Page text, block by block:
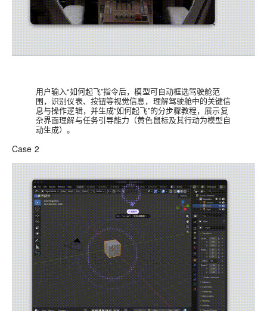
用户输入“如何起飞”指令后，模型可自动框选驾驶舱范
围，识别仪表、按钮等视觉信息，理解驾驶舱中的关键信
息与操作逻辑，并生成“如何起飞”的分步骤教程，展示复
杂界面理解与任务引导能力（黄色鼠标及其行动为模型自
动生成）。
Case 2